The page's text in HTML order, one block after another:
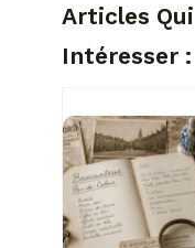
Articles
Intéresser :